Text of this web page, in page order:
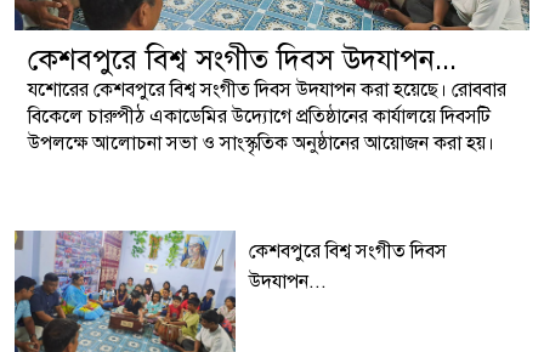
কেশবপুরে বিশ্ব সংগীত দিবস উদযাপন...
যশোরের কেশবপুরে বিশ্ব সংগীত দিবস উদযাপন করা হয়েছে। রোববার
বিকেলে চারুপীঠ একাডেমির উদ্যোগে প্রতিষ্ঠানের কার্যালয়ে দিবসটি
উপলক্ষে আলোচনা সভা ও সাংস্কৃতিক অনুষ্ঠানের আয়োজন করা হয়।
কেশবপুরে বিশ্ব সংগীত দিবস
উদযাপন...